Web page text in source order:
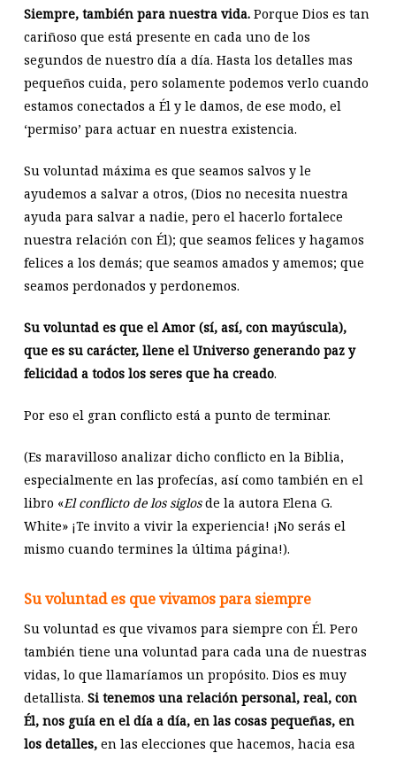
Siempre, también para nuestra vida.Porque Dios es tan
cariñoso que está presente en cada uno de los
segundos de nuestro día a día. Hasta los detalles mas
pequeños cuida, pero solamente podemos verlo cuando
estamos conectados a Él y le damos, de ese modo, el
‘permiso’ para actuar en nuestra existencia.
Su voluntad máxima es que seamos salvos y le
ayudemos a salvar a otros, (Dios no necesita nuestra
ayuda para salvar a nadie, pero el hacerlo fortalece
nuestra relación con Él); que seamos felices y hagamos
felices a los demás; que seamos amados y amemos; que
seamos perdonados y perdonemos.
Su voluntad es que el Amor (sí, así, con mayúscula),
que es su carácter, llene el Universo generando paz y
felicidad a todos los seres que ha creado.
Por eso el gran conflicto está a punto de terminar.
(Es maravilloso analizar dicho conflicto en la Biblia,
especialmente en las profecías, así como también en el
libro «El conflicto de los siglosde la autora Elena G.
White» ¡Te invito a vivir la experiencia! ¡No serás el
mismo cuando termines la última página!).
Su voluntad es que vivamos para siempre
Su voluntad es que vivamos para siempre con Él. Pero
también tiene una voluntad para cada una de nuestras
vidas, lo que llamaríamos un propósito. Dios es muy
detallista. Si tenemos una relación personal, real, con
Él, nos guía en el día a día, en las cosas pequeñas, en
los detalles,en las elecciones que hacemos, hacia esa